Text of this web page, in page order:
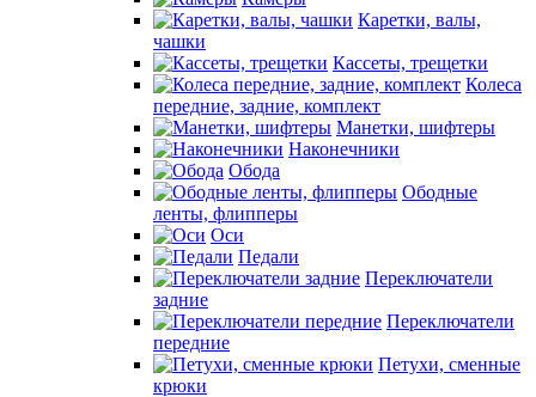
Каретки, валы,
чашки
Кассеты, трещетки
Колеса
передние, задние, комплект
Манетки, шифтеры
Наконечники
Обода
Ободные
ленты, флипперы
Оси
Педали
Переключатели
задние
Переключатели
передние
Петухи, сменные
крюки